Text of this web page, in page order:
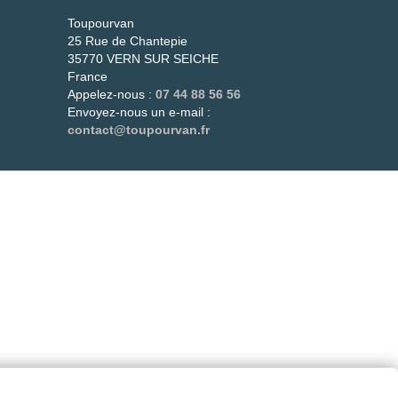
!
Toupourvan
25 Rue de Chantepie
35770 VERN SUR SEICHE
France
Appelez-nous : 07 44 88 56 56
Envoyez-nous un e-mail :
contact@toupourvan.fr